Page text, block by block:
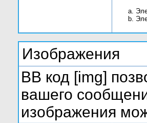
Изображения
BB код [img]
вашего
изображения